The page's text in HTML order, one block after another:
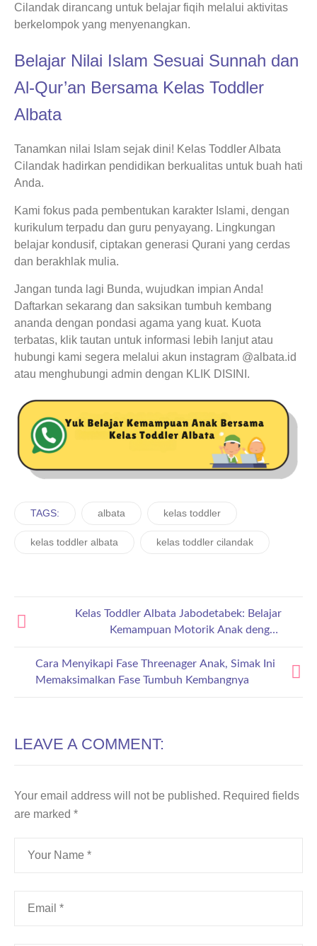
Cilandak dirancang untuk belajar fiqih melalui aktivitas
berkelompok yang menyenangkan.
Belajar Nilai Islam Sesuai Sunnah dan
Al-Qur’an Bersama Kelas Toddler
Albata
Tanamkan nilai Islam sejak dini! Kelas Toddler Albata
Cilandak hadirkan pendidikan berkualitas untuk buah hati
Anda.
Kami fokus pada pembentukan karakter Islami, dengan
kurikulum terpadu dan guru penyayang. Lingkungan
belajar kondusif, ciptakan generasi Qurani yang cerdas
dan berakhlak mulia.
Jangan tunda lagi Bunda, wujudkan impian Anda!
Daftarkan sekarang dan saksikan tumbuh kembang
ananda dengan pondasi agama yang kuat. Kuota
terbatas, klik tautan untuk informasi lebih lanjut atau
hubungi kami segera melalui akun instagram @albata.id
atau menghubungi admin dengan KLIK DISINI.
TAGS: albata kelas toddler
kelas toddler albata kelas toddler cilandak
Cara Menyikapi Fase Threenager Anak, Simak Ini
Memaksimalkan Fase Tumbuh Kembangnya
Kelas Toddler Albata Jabodetabek: Belajar
Kemampuan Motorik Anak dengan
LEAVE A COMMENT:
Your email address will not be published. Required fields
are marked *